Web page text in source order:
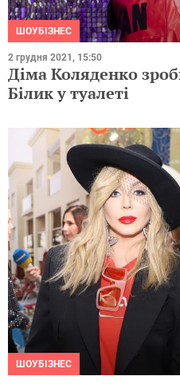
ШОУБІЗНЕС
2 грудня 2021, 15:50
Діма Коляденко
Білик у туалеті
ШОУБІЗНЕС